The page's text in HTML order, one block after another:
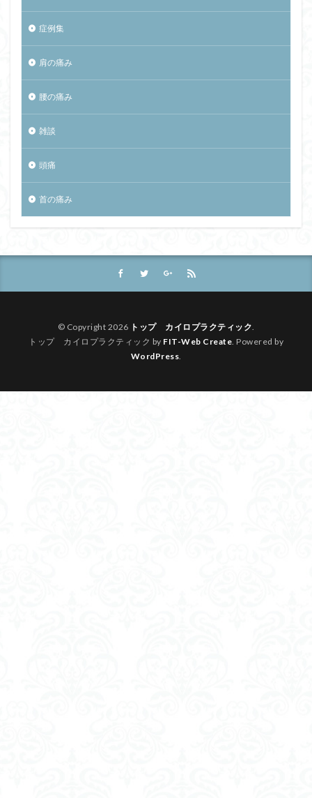
症例集
肩の痛み
腰の痛み
雑談
頭痛
首の痛み
© Copyright 2026 トップ カイロプラクティック
トップ カイロプラクティック by FIT-Web Create . Powered by
WordPress